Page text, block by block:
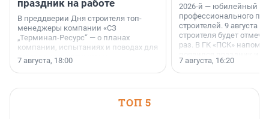
праздник на работе
В преддверии Дня строителя топ-
менеджеры компании «СЗ
„Терминал-Ресурс“ — о планах
компании, испытаниях и поводах для
осторожного оптимизма.
7 августа, 18:00
2026-й — юбилейный
профессионального
строителей. 9 августа
строителя будет
раз. В ГК «ПСК»
поменялась роль
7 августа, 16:20
ТОП 5